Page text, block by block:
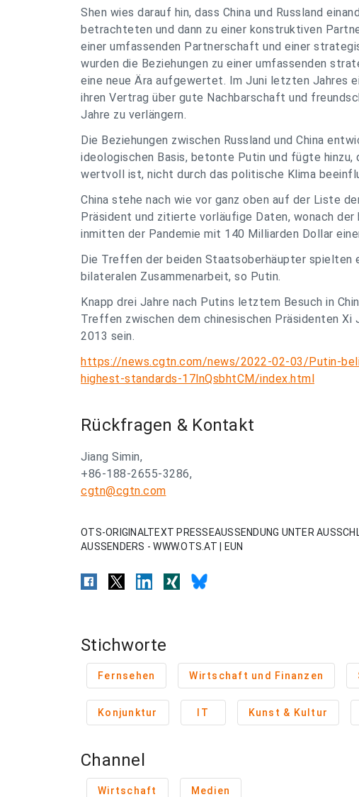
Shen wies darauf hin, dass China und Russland
betrachteten und dann zu einer konstruktiven
einer umfassenden Partnerschaft und einer
wurden die Beziehungen zu einer umfassenden
eine neue Ära aufgewertet. Im Juni letzten Jahres
ihren Vertrag über gute Nachbarschaft und
Jahre zu verlängern.
Die Beziehungen zwischen Russland und China
ideologischen Basis, betonte Putin und fügte hinzu,
wertvoll ist, nicht durch das politische Klima
China stehe nach wie vor ganz oben auf der Liste
Präsident und zitierte vorläufige Daten, wonach der
inmitten der Pandemie mit 140 Milliarden Dollar
Die Treffen der beiden Staatsoberhäupter spielten
bilateralen Zusammenarbeit, so Putin.
Knapp drei Jahre nach Putins letztem Besuch in
Treffen zwischen dem chinesischen Präsidenten Xi
2013 sein.
https://news.cgtn.com/news/2022-02-03/Putin-
highest-standards-17lnQsbhtCM/index.html
Rückfragen & Kontakt
Jiang Simin,
+86-188-2655-3286,
cgtn@cgtn.com
OTS-ORIGINALTEXT PRESSEAUSSENDUNG UNTER
AUSSENDERS - WWW.OTS.AT | EUN
Stichworte
Fernsehen Wirtschaft und Finanzen
Konjunktur IT Kunst & Kultur
Channel
Wirtschaft Medien